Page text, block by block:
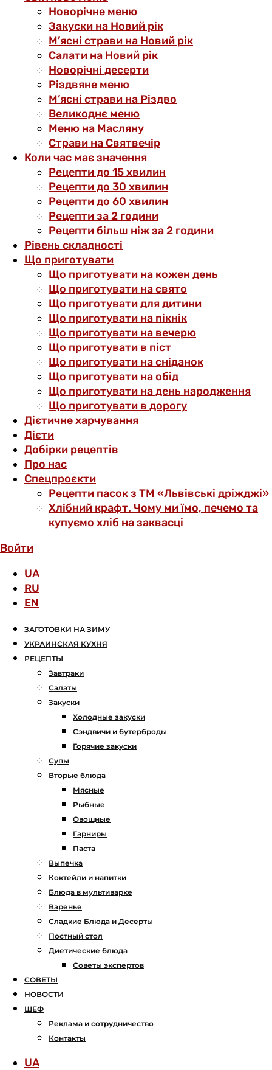
Новорічне меню
Закуски на Новий рік
М’ясні страви на Новий рік
Салати на Новий рік
Новорічні десерти
Різдвяне меню
М’ясні страви на Різдво
Великоднє меню
Меню на Масляну
Страви на Святвечір
Коли час має значення
Рецепти до 15 хвилин
Рецепти до 30 хвилин
Рецепти до 60 хвилин
Рецепти за 2 години
Рецепти більш ніж за 2 години
Рівень складності
Що приготувати
Що приготувати на кожен день
Що приготувати на свято
Що приготувати для дитини
Що приготувати на пікнік
Що приготувати на вечерю
Що приготувати в піст
Що приготувати на сніданок
Що приготувати на обід
Що приготувати на день народження
Що приготувати в дорогу
Дієтичне харчування
Дієти
Добірки рецептів
Про нас
Спецпроєкти
Рецепти пасок з ТМ «Львівські дріжджі»
Хлібний крафт. Чому ми їмо, печемо та
купуємо хліб на заквасці
Войти
UA
RU
EN
ЗАГОТОВКИ НА ЗИМУ
УКРАИНСКАЯ КУХНЯ
РЕЦЕПТЫ
Завтраки
Салаты
Закуски
Холодные закуски
Сэндвичи и бутерброды
Горячие закуски
Супы
Вторые блюда
Мясные
Рыбные
Овощные
Гарниры
Паста
Выпечка
Коктейли и напитки
Блюда в мультиварке
Варенье
Сладкие Блюда и Десерты
Постный стол
Диетические блюда
Советы экспертов
СОВЕТЫ
НОВОСТИ
ШЕФ
Реклама и сотрудничество
Контакты
UA